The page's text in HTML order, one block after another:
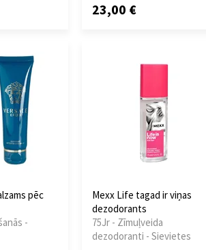
23,00 €
pēc
-
Mexx Life tagad ir viņas
dezodorants
75Jr - Zīmuļveida
dezodoranti - Sievietes